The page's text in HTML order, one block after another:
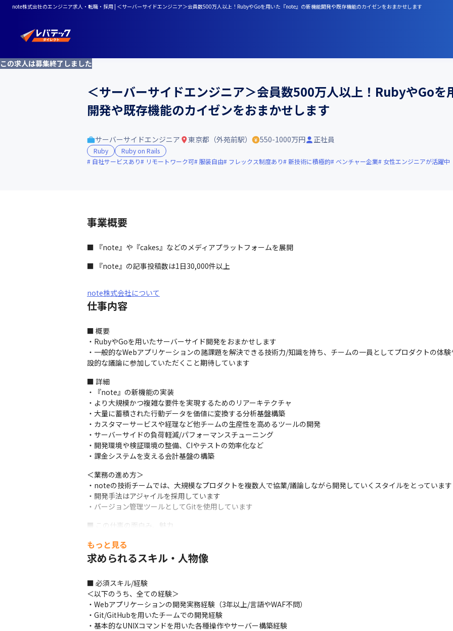
note株式会社のエンジニア求人・転職・採用 | ＜サーバーサイドエンジニア＞会員数500万人以上！RubyやGoを用いた『note』の新機能開発や既存機能のカイゼンをおまかせします
この求人は募集終了しました
＜サーバーサイドエンジニア＞会員数500万人以上！RubyやGo
開発や既存機能のカイゼンをおまかせします
サーバーサイドエンジニア 東京都（外苑前駅） 550-1000万円 正社員
Ruby
Ruby on Rails
自社サービスあり
リモートワーク可 服装自由 フレックス制度あり 新技術に積極的 ベンチャー企業 女性エンジニアが活躍中
事業概要
■ 『note』や『cakes』などのメディアプラットフォームを展開
■ 『note』の記事投稿数は1日30,000件以上
note株式会社について
仕事内容
■ 概要
・RubyやGoを用いたサーバーサイド開発をおまかせします
・一般的なWebアプリケーションの諸課題を解決できる技術力/知識を持ち、チームの一員としてプロダクトの体
設的な議論に参加していただくこと期待しています
■ 詳細
・『note』の新機能の実装
・より大規模かつ複雑な要件を実現するためのリアーキテクチャ
・大量に蓄積された行動データを価値に変換する分析基盤構築
・カスタマーサービスや経理など他チームの生産性を高めるツールの開発
・サーバーサイドの負荷軽減/パフォーマンスチューニング
・開発環境や検証環境の整備、CIやテストの効率化など
・課金システムを支える会計基盤の構築
＜業務の進め方＞
・noteの技術チームでは、大規模なプロダクトを複数人で協業/議論しながら開発していくスタイルをとっています
・開発手法はアジャイルを採用しています
・バージョン管理ツールとしてGitを使用しています
■ この仕事の面白み、魅力
定の経験が得られます
・サーバーサイドエンジニアも必要に応じてフロントのコードに手を入れることがあるため、サーバーサイド開発
イゼンに興味がある方には面白い環境です
もっと見る
求められるスキル・人物像
■ 必須スキル/経験
＜以下のうち、全ての経験＞
・Webアプリケーションの開発実務経験（3年以上/言語やWAF不問）
・Git/GitHubを用いたチームでの開発経験
・基本的なUNIXコマンドを用いた各種操作やサーバー構築経験